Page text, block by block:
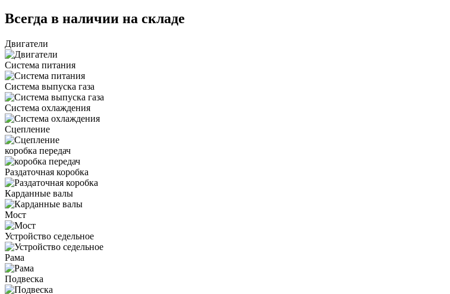
Всегда в наличии на складе
Двигатели
Система питания
Система выпуска газа
Система охлаждения
Сцепление
коробка передач
Раздаточная коробка
Карданные валы
Мост
Устройство седельное
Рама
Подвеска